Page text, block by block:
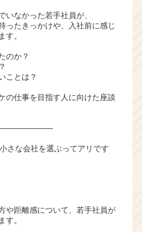
いなかった若手社員が、
ったきっかけや、入社前に感じ
す。
のか？
ことは？
の仕事を目指す人に向けた座談
さな会社を選ぶってアリです
や距離感について、若手社員が
す。